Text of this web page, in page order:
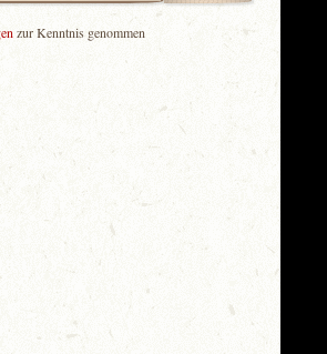
zur Kenntnis genommen